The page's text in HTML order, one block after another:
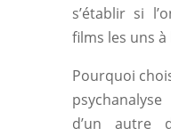
s’établir si
films les uns
Pourquoi
psychanalyse
d’un autre